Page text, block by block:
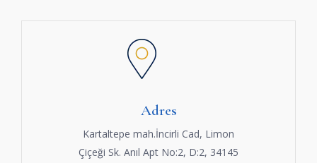
Adres
Kartaltepe mah.İncirli Cad, Limon
Çiçeği Sk. Anıl Apt No:2, D:2, 34145